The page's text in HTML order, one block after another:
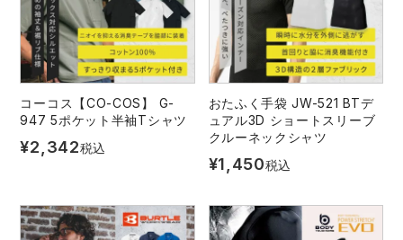
コーコス【CO-COS】 G-
947 5ポケット半袖Tシャツ
¥2,342税込
おたふく手袋 JW-521 BTデ
ュアル3D ショートスリーブ
クルーネックシャツ
¥1,450税込